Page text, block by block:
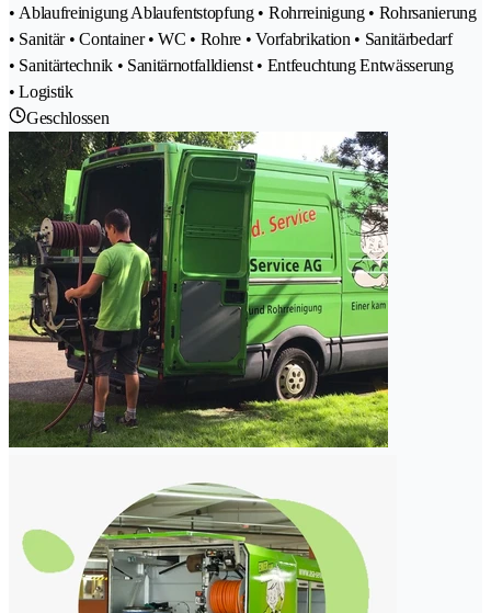
• Ablaufreinigung Ablaufentstopfung • Rohrreinigung • Rohrsanierung
• Sanitär • Container • WC • Rohre • Vorfabrikation • Sanitärbedarf
• Sanitärtechnik • Sanitärnotfalldienst • Entfeuchtung Entwässerung
• Logistik
Geschlossen